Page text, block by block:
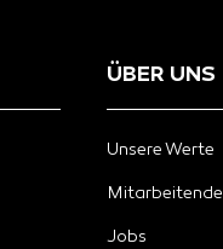
ÜBER UNS
Unsere Werte
Mitarbeitende
Jobs